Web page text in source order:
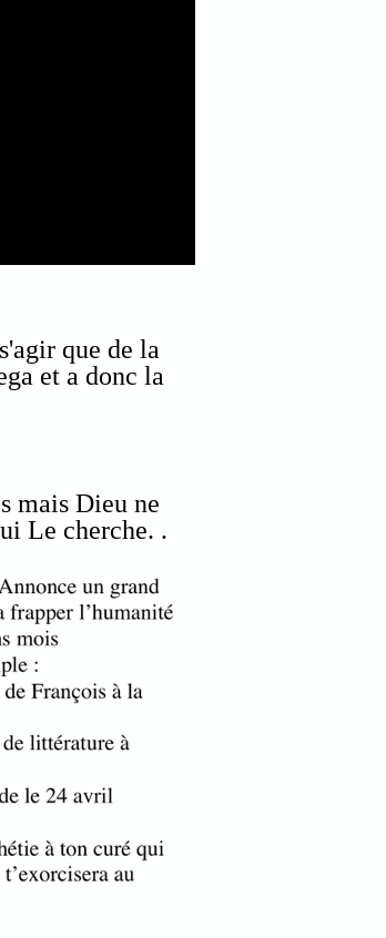
que de la
et a donc la
mais Dieu ne
Le cherche. .